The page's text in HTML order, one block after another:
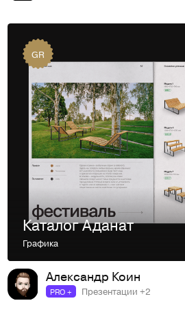
GR
Каталог Аданат
Графика
Александр Коин
PRO + Презентации +2